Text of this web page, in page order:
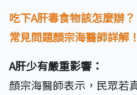
吃下A肝毒食物該怎麼辦？
常見問題顏宗海醫師詳解！
A肝少有嚴重影響：
顏宗海醫師表示，民眾若